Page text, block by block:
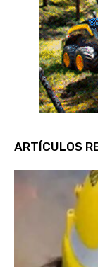
ARTÍCULOS